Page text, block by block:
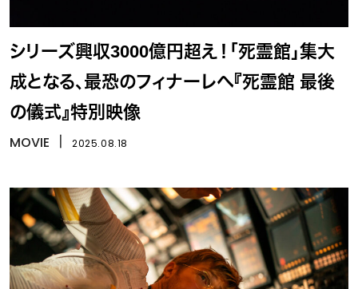
シリーズ興収3000億円超え！「死霊館」集大
成となる、最恐のフィナーレへ『死霊館 最後
の儀式』特別映像
MOVIE 2025.08.18